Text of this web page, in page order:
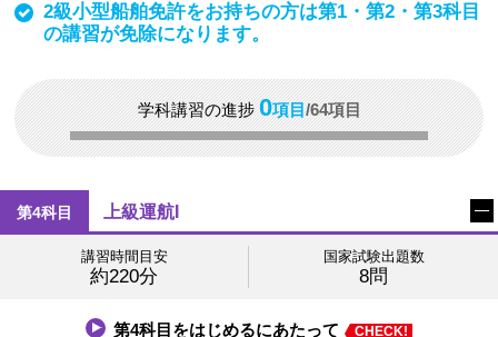
2級小型船舶免許をお持ちの方は第1・第2・第3科目
の講習が免除になります。
学科講習の進捗 0項目 /64項目
第4科目 上級運航I
講習時間目安
約220分
国家試験出題数
8問
第4科目をはじめるにあたって